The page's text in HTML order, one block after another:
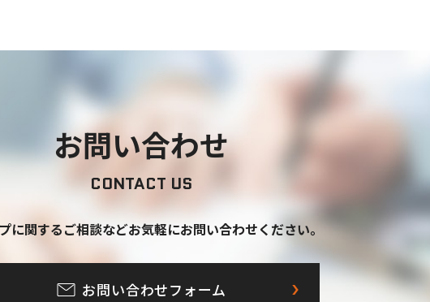
お問い合わせ
CONTACT US
に関するご相談などお気軽にお問い合わせください。
お問い合わせフォーム